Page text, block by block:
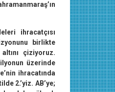
ihracatçısı
birlikte
çiziyoruz.
üzerinde
ihracatında
2.’yiz. AB’ye;